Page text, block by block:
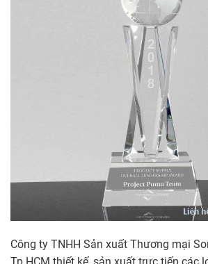
Công ty TNHH Sản xuất Thương mại